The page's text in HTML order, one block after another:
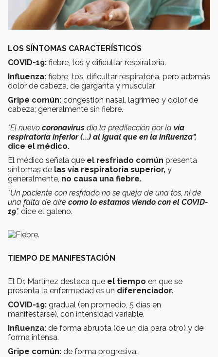
LOS SÍNTOMAS CARACTERÍSTICOS
COVID-19: fiebre, tos y dificultar respiratoria.
Influenza: fiebre, tos, dificultar respiratoria, pero además
dolor de cabeza, de garganta y muscular.
Gripe común: congestión nasal, lagrimeo y dolor de
cabeza; generalmente sin fiebre.
"El nuevo coronavirus dio la predilección por la vía
respiratoria inferior (...) al igual que en la influenza",
dice el médico.
El médico señala que el resfriado común presenta
síntomas de las vía respiratoria superior, y
generalmente, no causa una fiebre.
"Un paciente con resfriado no se queja de una tos, ni de
una falta de aire como lo estamos viendo con el COVID-
19", dice el galeno.
TIEMPO DE MANIFESTACIÓN
El Dr. Martínez destaca que el tiempo en que se
presenta la enfermedad es un diferenciador.
COVID-19: gradual (en promedio, 5 días en
manifestarse), con intensidad variable.
Influenza: de forma abrupta (de un día para otro) y de
forma intensa.
Gripe común: de forma progresiva.